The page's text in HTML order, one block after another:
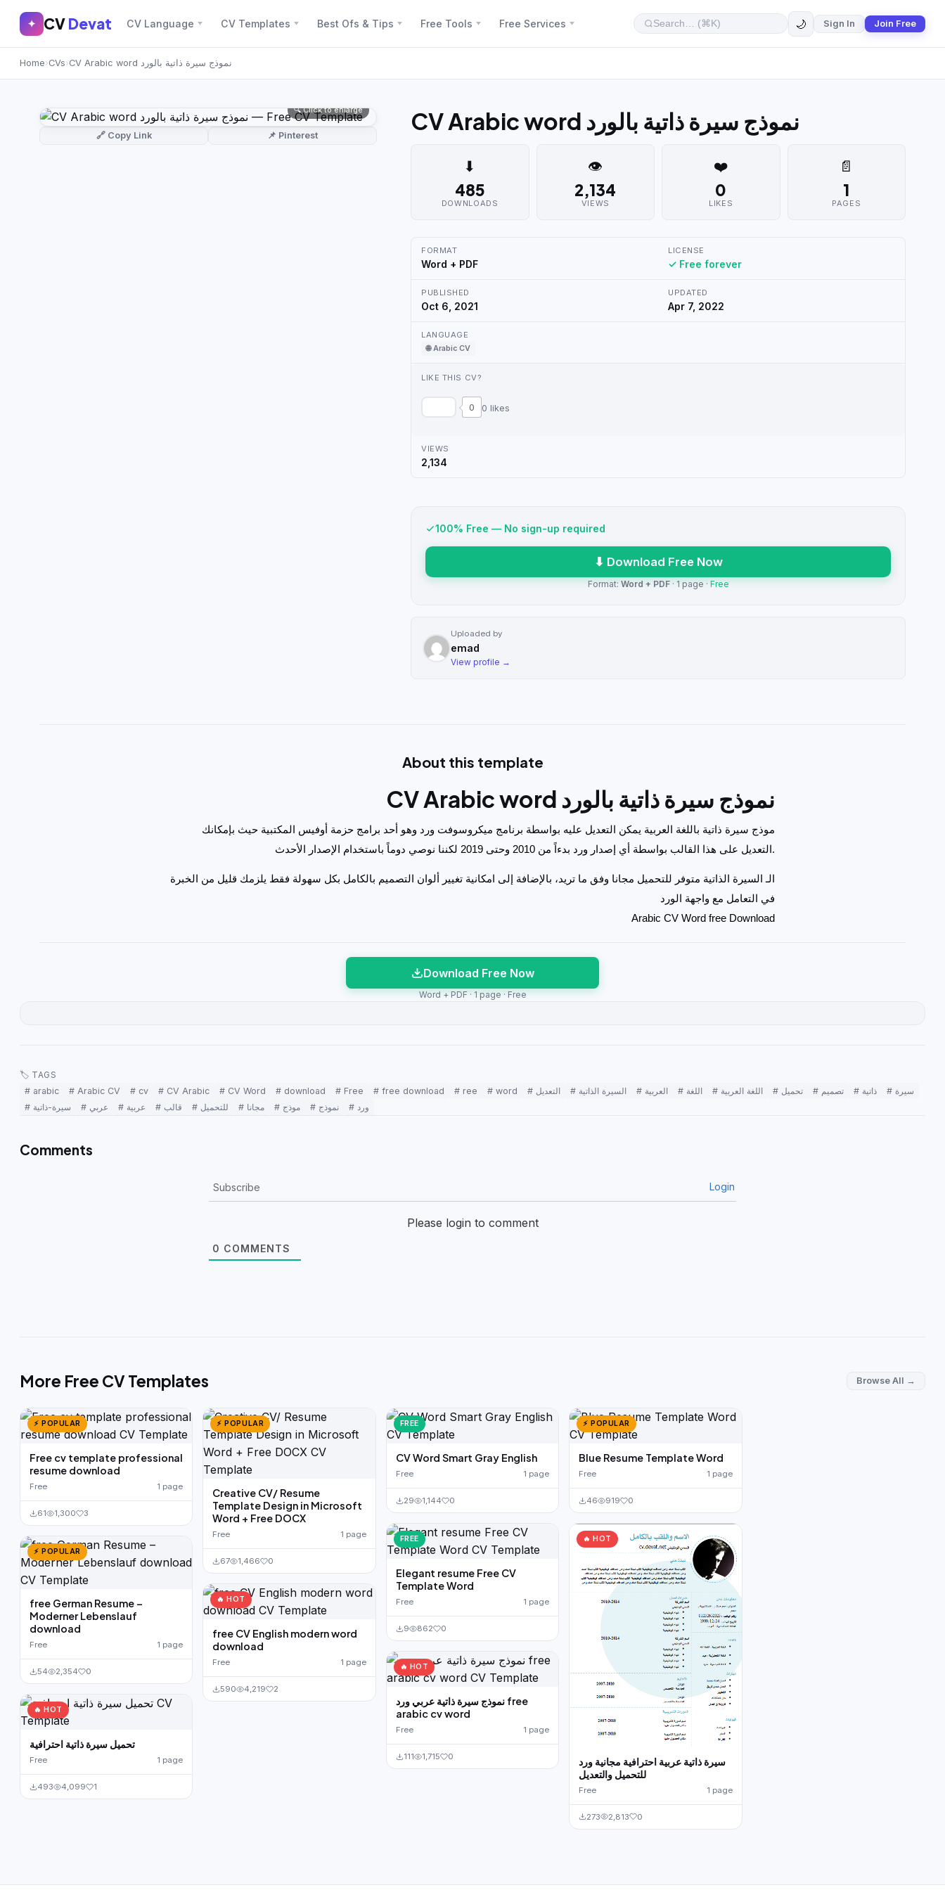
✦ CVDevat ✕
Home
Most Downloaded
Join Free
✦ CVDevat CV Language CV Templates Best Ofs & Tips Free Tools Free Services 🌙 Sign In Join Free
Home›CVs› CV Arabic word نموذج سيرة ذاتية بالورد
🔍 Click to enlarge
🔗 Copy Link 📌 Pinterest
CV Arabic word نموذج سيرة ذاتية بالورد
⬇
485
DOWNLOADS
👁
2,134
VIEWS
❤️
0
LIKES
📄
1
PAGES
FORMAT
Word + PDF
LICENSE
✓ Free forever
PUBLISHED
Oct 6, 2021
UPDATED
Apr 7, 2022
LANGUAGE
🌐 Arabic CV
LIKE THIS CV?
0 0 likes
VIEWS
2,134
100% Free — No sign-up required
⬇ Download Free Now
Format: Word + PDF· 1 page · Free
Uploaded by
emad
View profile →
About this template
CV Arabic word نموذج سيرة ذاتية بالورد
موذج سيرة ذاتية باللغة العربية يمكن التعديل عليه بواسطة برنامج ميكروسوفت ورد وهو أحد برامج حزمة أوفيس المكتبية حيث بإمكانك
التعديل على هذا القالب بواسطة أي إصدار ورد بدءاً من 2010 وحتى 2019 لكننا نوصي دوماً باستخدام الإصدار الأحدث.
الـ السيرة الذاتية متوفر للتحميل مجانا وفق ما تريد، بالإضافة إلى امكانية تغيير ألوان التصميم بالكامل بكل سهولة فقط يلزمك قليل من الخبرة
في التعامل مع واجهة الورد
Arabic CV Word free Download
Download Free Now
Word + PDF · 1 page · Free
🏷 TAGS
# arabic
# Arabic CV # cv # CV Arabic # CV Word # download # Free # free download # ree # word # التعديل # السيرة الذاتية # العربية # اللغة # اللغة العربية # تحميل # تصميم # ذاتية
# سيرة
# سيرة-ذاتية
# عربي # عربية # قالب # للتحميل # مجانا # موذج # نموذج # ورد
Comments
Subscribe Login
Please login to comment
0 COMMENTS
More Free CV Templates Browse All →
⚡ POPULAR
Free cv template professional
resume download
Free 1 page
61 1,300 3
⚡ POPULAR
free German Resume –
Moderner Lebenslauf
download
Free 1 page
54 2,354 0
🔥 HOT
تحميل سيرة ذاتية احترافية
Free 1 page
493 4,099 1
⚡ POPULAR
Creative CV/ Resume
Template Design in Microsoft
Word + Free DOCX
Free 1 page
67 1,466 0
🔥 HOT
free CV English modern word
download
Free 1 page
590 4,219 2
FREE
CV Word Smart Gray English
Free 1 page
29 1,144 0
FREE
Elegant resume Free CV
Template Word
Free 1 page
9 862 0
🔥 HOT
نموذج سيرة ذاتية عربي ورد free
arabic cv word
Free 1 page
111 1,715 0
⚡ POPULAR
Blue Resume Template Word
Free 1 page
46 919 0
🔥 HOT
سيرة ذاتية عربية احترافية مجانية ورد
للتحميل والتعديل
Free 1 page
273 2,813 0